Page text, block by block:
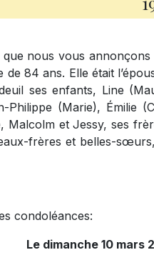
que nous vous
de 84 ans. Elle était
ses enfants, Line
Philippe (Marie), Émilie
Malcolm et Jessy, ses
frères et belles-
condoléances:
Le dimanche 10 mars